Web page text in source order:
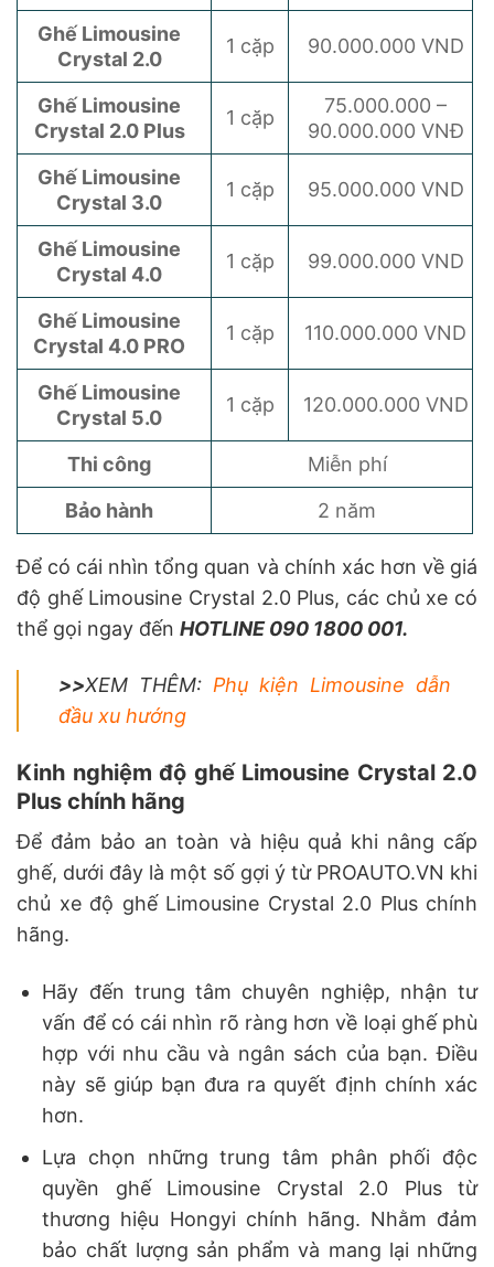
Ghế Limousine
Crystal 2.0
1 cặp 90.000.000 VND
Ghế Limousine
Crystal 2.0 Plus
1 cặp
75.000.000 –
90.000.000 VNĐ
Ghế Limousine
Crystal 3.0
1 cặp 95.000.000 VND
Ghế Limousine
Crystal 4.0
1 cặp 99.000.000 VND
Ghế Limousine
Crystal 4.0 PRO
1 cặp 110.000.000 VND
Ghế Limousine
Crystal 5.0
1 cặp 120.000.000 VND
Thi công
Miễn phí
Bảo hành
2 năm
Để có cái nhìn tổng quan và chính xác hơn về giá
độ ghế Limousine Crystal 2.0 Plus, các chủ xe có
thể gọi ngay đến HOTLINE 090 1800 001.
>>XEM THÊM: Phụ kiện Limousine dẫn
đầu xu hướng
Kinh nghiệm độ ghế Limousine Crystal 2.0
Plus chính hãng
Để đảm bảo an toàn và hiệu quả khi nâng cấp
ghế, dưới đây là một số gợi ý từ PROAUTO.VN khi
chủ xe độ ghế Limousine Crystal 2.0 Plus chính
hãng.
Hãy đến trung tâm chuyên nghiệp, nhận tư
vấn để có cái nhìn rõ ràng hơn về loại ghế phù
hợp với nhu cầu và ngân sách của bạn. Điều
này sẽ giúp bạn đưa ra quyết định chính xác
hơn.
Lựa chọn những trung tâm phân phối độc
quyền ghế Limousine Crystal 2.0 Plus từ
thương hiệu Hongyi chính hãng. Nhằm đảm
bảo chất lượng sản phẩm và mang lại những